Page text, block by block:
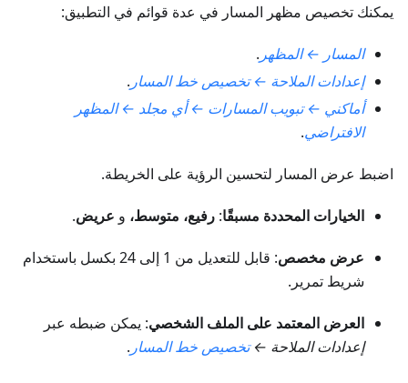
يمكنك تخصيص مظهر المسار في عدة قوائم في التطبيق:
المسار ← المظهر .
إعدادات الملاحة ← تخصيص خط المسار .
أماكني ← تبويب المسارات ← أي مجلد ← المظهر
الافتراضي.
اضبط عرض المسار لتحسين الرؤية على الخريطة.
الخيارات المحددة مسبقًا: رفيع، متوسط، و عريض.
عرض مخصص
: قابل للتعديل من 1 إلى 24 بكسل باستخدام
شريط تمرير.
العرض المعتمد على الملف الشخصي: يمكن ضبطه عبر
إعدادات الملاحة ←تخصيص خط المسار .